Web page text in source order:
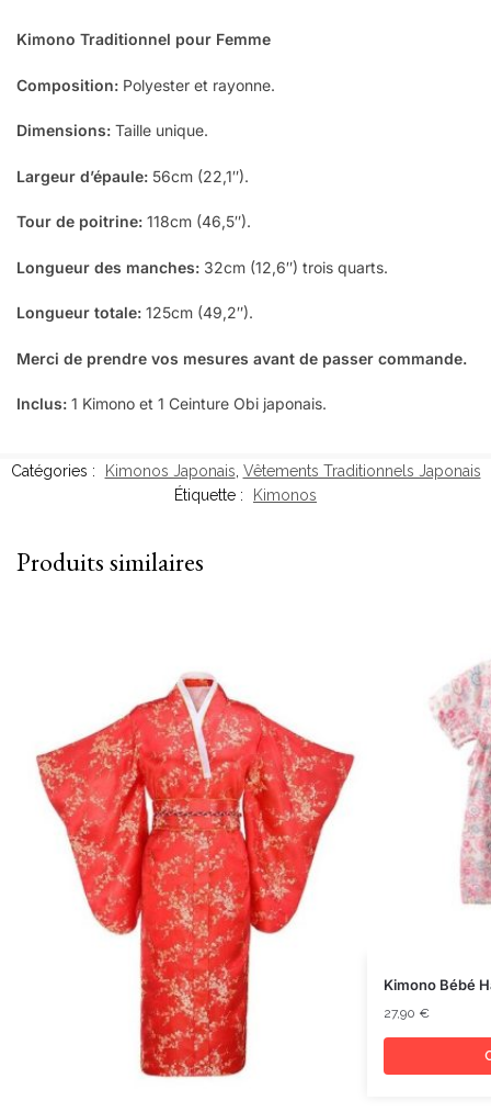
Kimono Traditionnel pour Femme
Composition: Polyester et rayonne.
Dimensions: Taille unique.
Largeur d’épaule: 56cm (22,1″).
Tour de poitrine: 118cm (46,5″).
Longueur des manches: 32cm (12,6″) trois quarts.
Longueur totale: 125cm (49,2″).
Merci de prendre vos mesures avant de passer commande.
Inclus: 1 Kimono et 1 Ceinture Obi japonais.
Catégories : Kimonos Japonais, Vêtements Traditionnels Japonais
Étiquette :
Kimonos
Produits similaires
Kimono Bébé
27,90 €